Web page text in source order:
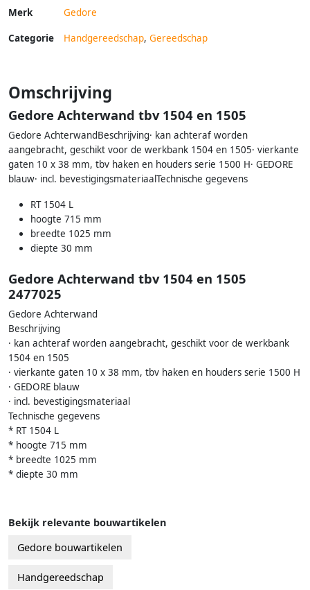
Merk Gedore
Categorie Handgereedschap, Gereedschap
Omschrijving
Gedore Achterwand tbv 1504 en 1505
Gedore AchterwandBeschrijving· kan achteraf worden
aangebracht, geschikt voor de werkbank 1504 en 1505· vierkante
gaten 10 x 38 mm, tbv haken en houders serie 1500 H· GEDORE
blauw· incl. bevestigingsmateriaalTechnische gegevens
RT 1504 L
hoogte 715 mm
breedte 1025 mm
diepte 30 mm
Gedore Achterwand tbv 1504 en 1505
2477025
Gedore Achterwand
Beschrijving
· kan achteraf worden aangebracht, geschikt voor de werkbank
1504 en 1505
· vierkante gaten 10 x 38 mm, tbv haken en houders serie 1500 H
· GEDORE blauw
· incl. bevestigingsmateriaal
Technische gegevens
* RT 1504 L
* hoogte 715 mm
* breedte 1025 mm
* diepte 30 mm
Bekijk relevante bouwartikelen
Gedore bouwartikelen
Handgereedschap